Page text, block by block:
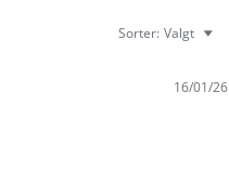
Sorter: Valgt
16/01/26